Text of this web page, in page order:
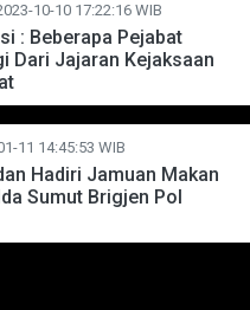
10-10 17:22:16 WIB
: Beberapa Pejabat
Dari Jajaran Kejaksaan
11 14:45:53 WIB
Hadiri Jamuan Makan
Sumut Brigjen Pol